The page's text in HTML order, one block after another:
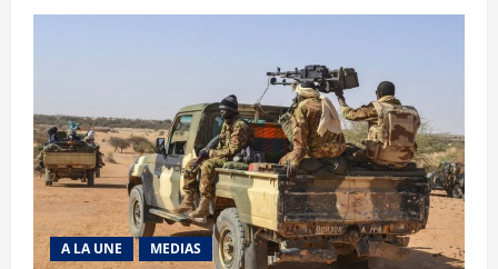
A LA UNE MEDIAS